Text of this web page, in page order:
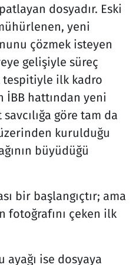
dosyadır. Eski
yeni
çözmek isteyen
gelişiyle süreç
tespitiyle ilk kadro
İBB hattından yeni
göre tam da
kurulduğu
büyüdüğü
bir başlangıçtır; ama
fotoğrafını çeken ilk
ayağı ise dosyaya